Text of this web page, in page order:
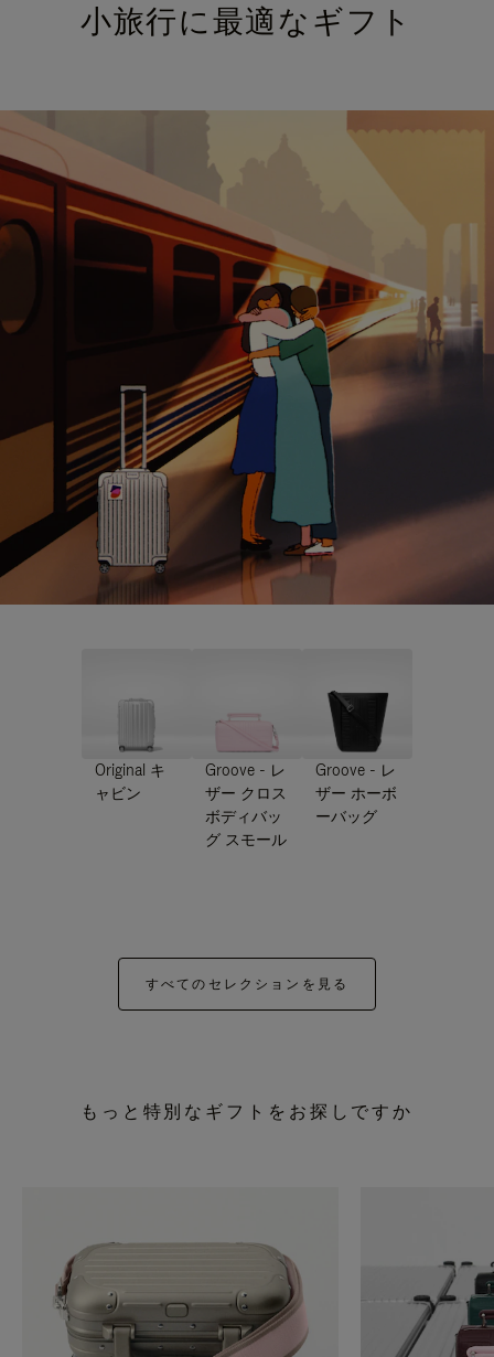
小旅行に最適なギフト
Original キ
ャビン
Groove - レ
ザー クロス
ボディバッ
グ スモール
Groove - レ
ザー ホーボ
ーバッグ
すべてのセレクションを見る
もっと特別なギフトをお探しですか